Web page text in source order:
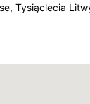
Tysiąclecia